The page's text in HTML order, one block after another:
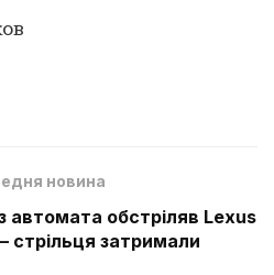
новина
автомата обстріляв Lexus
стрільця затримали